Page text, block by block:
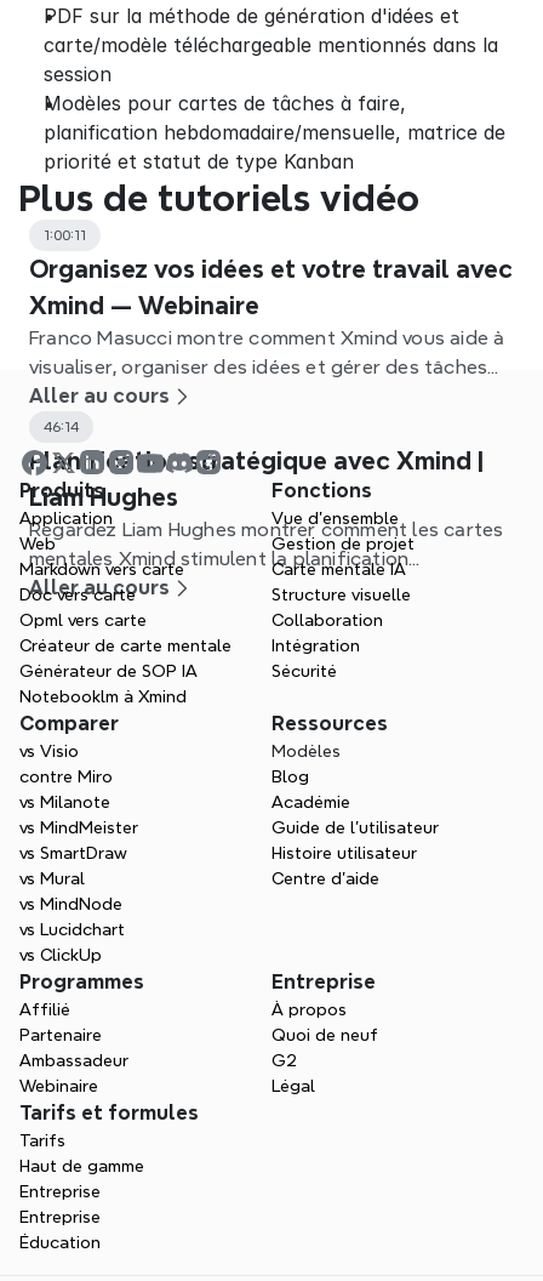
PDF sur la méthode de génération d'idées et
carte/modèle téléchargeable mentionnés dans la
session
Modèles pour cartes de tâches à faire,
planification hebdomadaire/mensuelle, matrice de
priorité et statut de type Kanban
Plus de tutoriels vidéo
1:00:11
Organisez vos idées et votre travail avec
Xmind — Webinaire
Franco Masucci montre comment Xmind vous aide à
visualiser, organiser des idées et gérer des tâches
pour passer de l'idée à l'action.
Aller au cours
46:14
Planification stratégique avec Xmind |
Liam Hughes
Regardez Liam Hughes montrer comment les cartes
mentales Xmind stimulent la planification
stratégique : situation, cartographie future et
planification des actions.
Aller au cours
Produits
Application
Web
Markdown vers carte
Doc vers carte
Opml vers carte
Créateur de carte mentale
Générateur de SOP IA
Notebooklm à Xmind
Fonctions
Vue d'ensemble
Gestion de projet
Carte mentale IA
Structure visuelle
Collaboration
Intégration
Sécurité
Comparer
vs Visio
contre Miro
vs Milanote
vs MindMeister
vs SmartDraw
vs Mural
vs MindNode
vs Lucidchart
vs ClickUp
Ressources
Modèles
Blog
Académie
Guide de l’utilisateur
Histoire utilisateur
Centre d'aide
Programmes
Affilié
Partenaire
Ambassadeur
Webinaire
Entreprise
À propos
Quoi de neuf
G2
Légal
Tarifs et formules
Tarifs
Haut de gamme
Entreprise
Entreprise
Éducation